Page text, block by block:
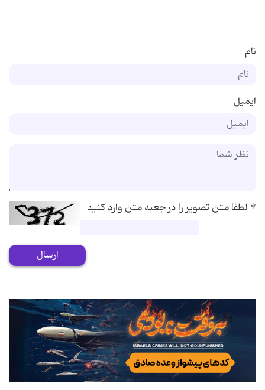
نام
ایمیل
*لطفا متن تصویر را در جعبه متن وارد کنید
ارسال